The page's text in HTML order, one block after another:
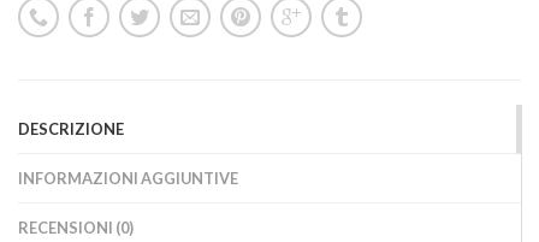
DESCRIZIONE
INFORMAZIONI AGGIUNTIVE
RECENSIONI (0)